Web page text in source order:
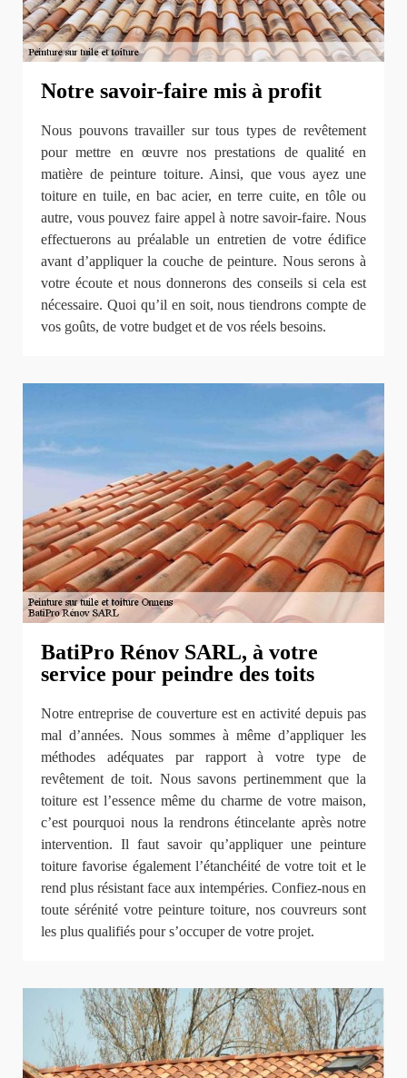
Notre savoir-faire mis à profit
Nous pouvons travailler sur tous types de revêtement
pour mettre en œuvre nos prestations de qualité en
matière de peinture toiture. Ainsi, que vous ayez une
toiture en tuile, en bac acier, en terre cuite, en tôle ou
autre, vous pouvez faire appel à notre savoir-faire. Nous
effectuerons au préalable un entretien de votre édifice
avant d’appliquer la couche de peinture. Nous serons à
votre écoute et nous donnerons des conseils si cela est
nécessaire. Quoi qu’il en soit, nous tiendrons compte de
vos goûts, de votre budget et de vos réels besoins.
BatiPro Rénov SARL, à votre
service pour peindre des toits
Notre entreprise de couverture est en activité depuis pas
mal d’années. Nous sommes à même d’appliquer les
méthodes adéquates par rapport à votre type de
revêtement de toit. Nous savons pertinemment que la
toiture est l’essence même du charme de votre maison,
c’est pourquoi nous la rendrons étincelante après notre
intervention. Il faut savoir qu’appliquer une peinture
toiture favorise également l’étanchéité de votre toit et le
rend plus résistant face aux intempéries. Confiez-nous en
toute sérénité votre peinture toiture, nos couvreurs sont
les plus qualifiés pour s’occuper de votre projet.